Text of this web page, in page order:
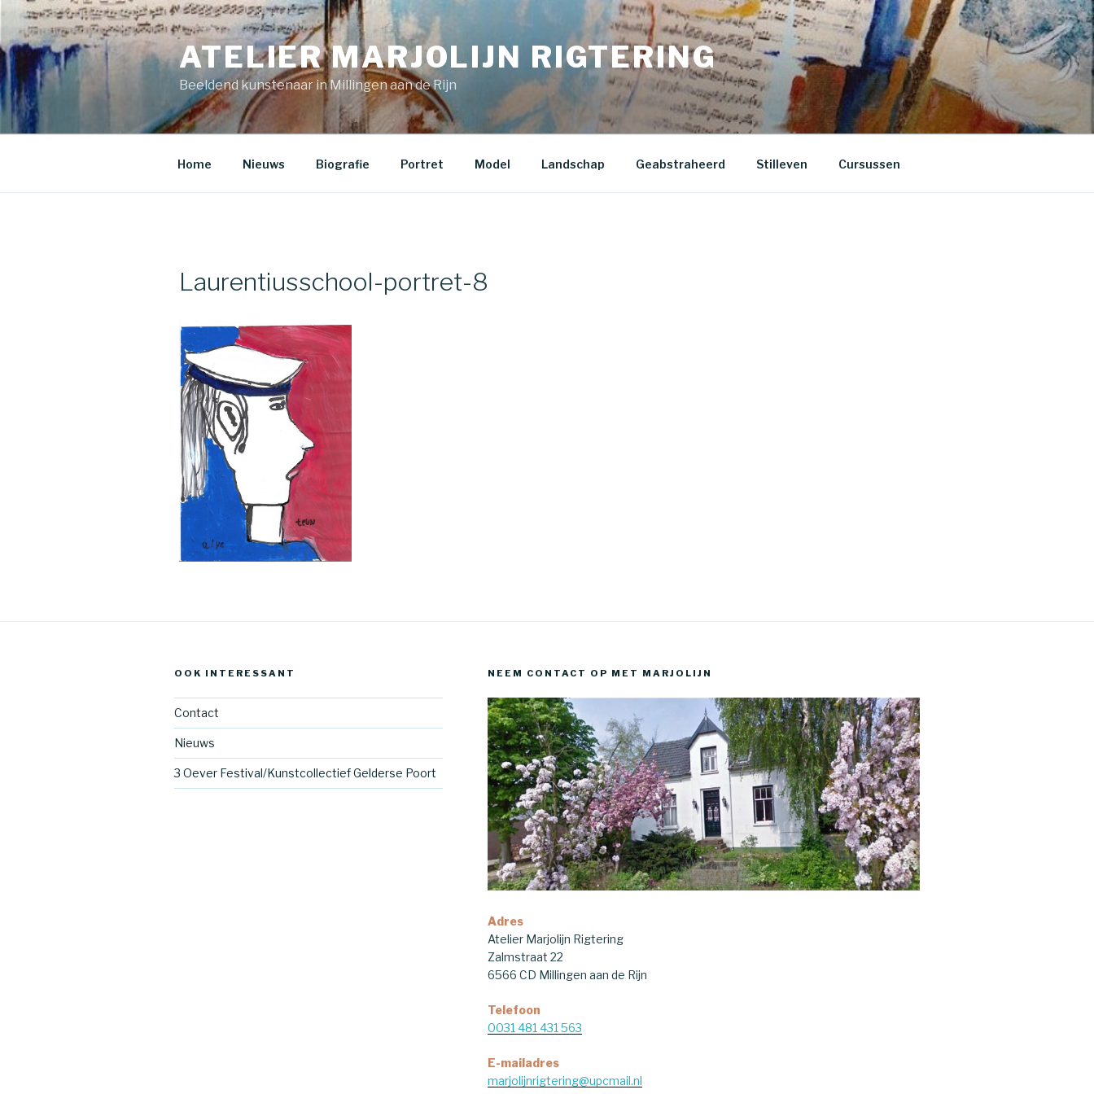
Skip
content
ATELIER MARJOLIJN RIGTERING
Beeldend kunstenaar in Millingen aan de Rijn
Home Nieuws Biografie Portret Model Landschap Geabstraheerd Stilleven Cursussen
Laurentiusschool-portret-8
OOK INTERESSANT
Contact
Nieuws
3 Oever Festival/Kunstcollectief Gelderse Poort
NEEM CONTACT OP MET MARJOLIJN
Adres
Atelier Marjolijn Rigtering
Zalmstraat 22
6566 CD Millingen aan de Rijn
Telefoon
0031 481 431 563
E-mailadres
marjolijnrigtering@upcmail.nl